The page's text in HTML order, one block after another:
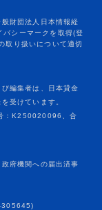
編集者は、日本貸金
受けています。
：K250020096、合
府機関への届出済事
305645)